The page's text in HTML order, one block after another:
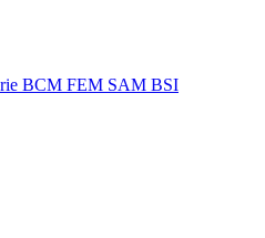
BCM FEM SAM BSI